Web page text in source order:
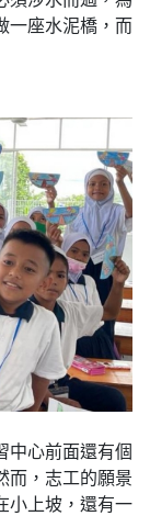
一座水泥橋，而
中心前面還有個
而，志工的願景
小上坡，還有一